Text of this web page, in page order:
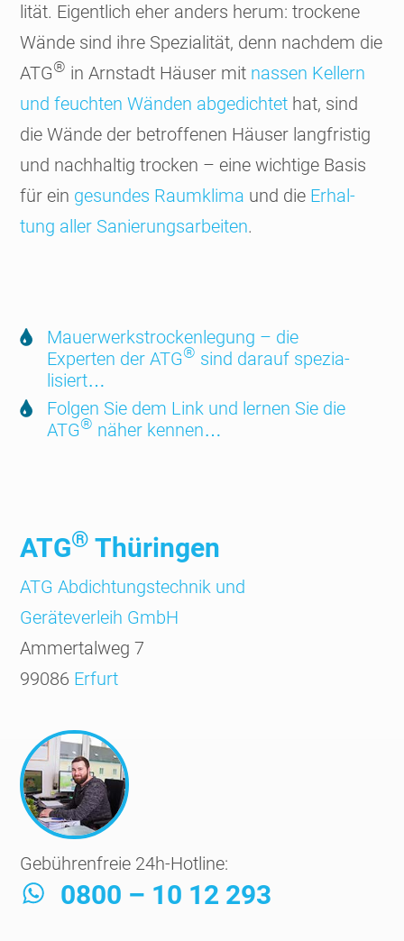
lität. Eigent­lich eher anders herum: trockene
Wände sind ihre Spezia­lität, denn nach­dem die
ATG® in Arn­stadt Häuser mit nassen Kellern
und feuchten Wänden abge­dichtet hat, sind
die Wände der betrof­fenen Häuser lang­fristig
und nach­haltig trocken – eine wichtige Basis
für ein gesundes Raum­klima und die Erhal­
tung aller Sanie­rungs­arbeiten.
Mauer­werks­trocken­legung – die
Experten der ATG® sind darauf spezia­
lisiert…
Folgen Sie dem Link und lernen Sie die
ATG® näher kennen…
ATG® Thüringen
ATG Abdichtungs­technik und
Geräte­verleih GmbH
Ammertalweg 7
99086 Erfurt
Gebührenfreie 24h-Hotline:
0800 – 10 12 293